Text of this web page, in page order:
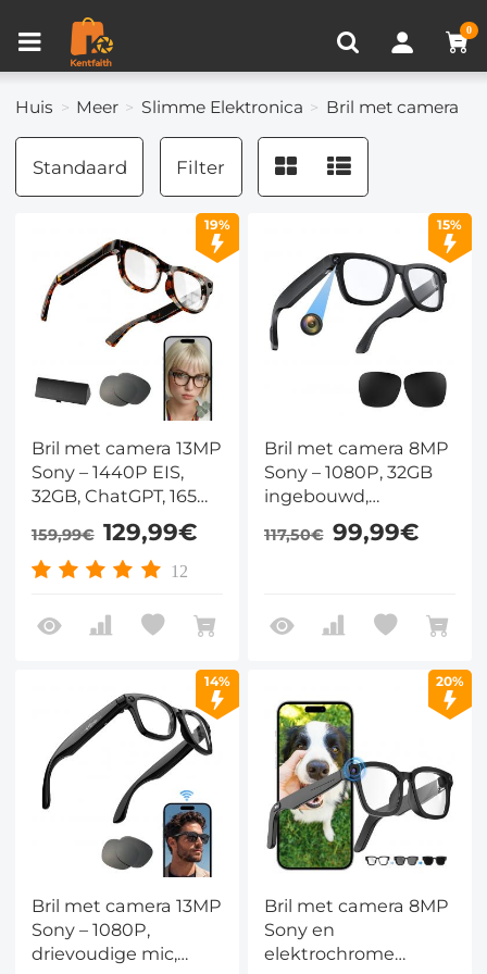
0
Huis Meer Slimme Elektronica Bril met camera
Standaard Filter
19%
Bril met camera 13MP
Sony – 1440P EIS,
32GB, ChatGPT, 165
talen & 10u batterij –
voor reizen en
vloggen – Kentfaith
159,99€ 129,99€
12
15%
Bril met camera 8MP
Sony – 1080P, 32GB
ingebouwd,
Bluetooth 5.4,
ChatGPT & 26 talen –
117,50€ 99,99€
14%
Bril met camera 13MP
Sony – 1080P,
drievoudige mic,
20%
Bril met camera 8MP
Sony en
elektrochrome